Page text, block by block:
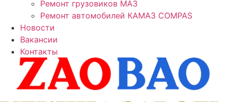
Ремонт грузовиков МАЗ
Ремонт автомобилей КАМАЗ COMPAS
Новости
Вакансии
Контакты